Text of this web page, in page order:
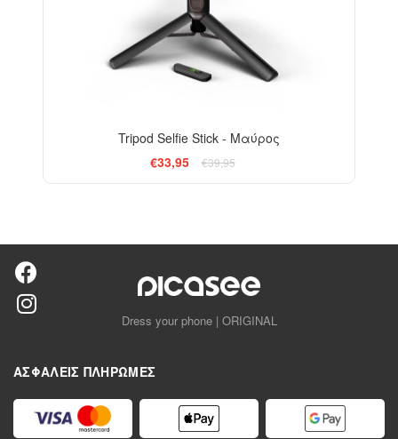
Tripod Selfie Stick - Μαύρος
€33,95
€39,95
Dress your phone | ORIGINAL
ΑΣΦΑΛΕΊΣ ΠΛΗΡΩΜΈΣ